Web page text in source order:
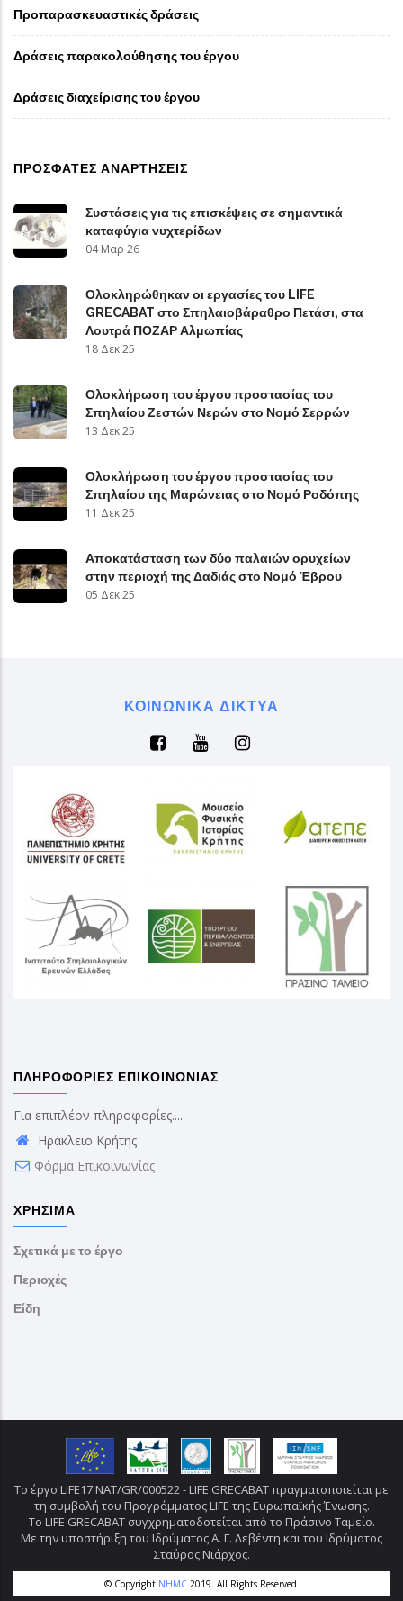
Προπαρασκευαστικές δράσεις
Δράσεις παρακολούθησης του έργου
Δράσεις διαχείρισης του έργου
ΠΡΌΣΦΑΤΕΣ ΑΝΑΡΤΉΣΕΙΣ
Συστάσεις για τις επισκέψεις σε σημαντικά
καταφύγια νυχτερίδων
04 Μαρ 26
Ολοκληρώθηκαν οι εργασίες του LIFE
GRECABAT στο Σπηλαιοβάραθρο Πετάσι, στα
Λουτρά ΠΟΖΑΡ Αλμωπίας
18 Δεκ 25
Ολοκλήρωση του έργου προστασίας του
Σπηλαίου Ζεστών Νερών στο Νομό Σερρών
13 Δεκ 25
Ολοκλήρωση του έργου προστασίας του
Σπηλαίου της Μαρώνειας στο Νομό Ροδόπης
11 Δεκ 25
Αποκατάσταση των δύο παλαιών ορυχείων
στην περιοχή της Δαδιάς στο Νομό Έβρου
05 Δεκ 25
ΚΟΙΝΩΝΙΚΆ ΔΊΚΤΥΑ
ΠΛΗΡΟΦΟΡΊΕΣ ΕΠΙΚΟΙΝΩΝΊΑΣ
Για επιπλέον πληροφορίες....
Ηράκλειο Κρήτης
Φόρμα Επικοινωνίας
ΧΡΉΣΙΜΑ
Σχετικά με το έργο
Περιοχές
Είδη
Το έργο LIFE17 NAT/GR/000522 - LIFE GRECABAT πραγματοποιείται με
τη συμβολή του Προγράμματος LIFE της Ευρωπαϊκής Ένωσης.
Το LIFE GRECABAT συγχρηματοδοτείται από το Πράσινο Ταμείο.
Με την υποστήριξη του Ιδρύματος Α. Γ. Λεβέντη και του Ιδρύματος
Σταύρος Νιάρχος.
© Copyright NHMC2019. All Rights Reserved.